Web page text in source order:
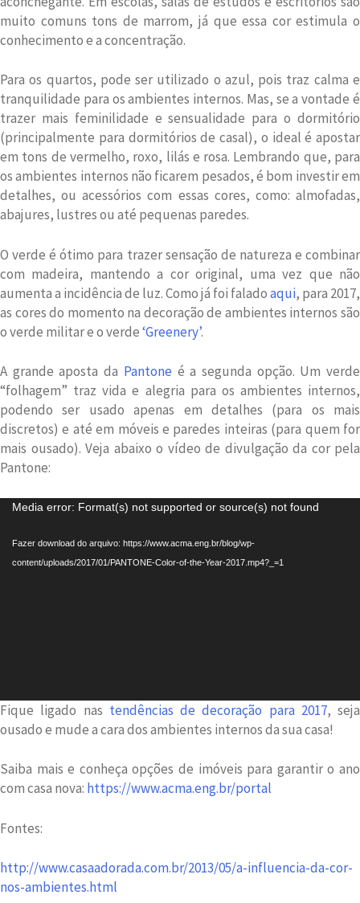
muito comuns tons de marrom, já que essa cor estimula o
conhecimento e a concentração.
Para os quartos, pode ser utilizado o azul, pois traz calma e
tranquilidade para os ambientes internos. Mas, se a vontade é
trazer mais feminilidade e sensualidade para o dormitório
(principalmente para dormitórios de casal), o ideal é apostar
em tons de vermelho, roxo, lilás e rosa. Lembrando que, para
os ambientes internos não ficarem pesados, é bom investir em
detalhes, ou acessórios com essas cores, como: almofadas,
abajures, lustres ou até pequenas paredes.
O verde é ótimo para trazer sensação de natureza e combinar
com madeira, mantendo a cor original, uma vez que não
aumenta a incidência de luz. Como já foi faladoaqui, para 2017,
as cores do momento na decoração de ambientes internos são
o verde militar e o verde‘Greenery’.
A grande aposta da Pantone é a segunda opção. Um verde
“folhagem” traz vida e alegria para os ambientes internos,
podendo ser usado apenas em detalhes (para os mais
discretos) e até em móveis e paredes inteiras (para quem for
mais ousado). Veja abaixo o vídeo de divulgação da cor pela
Pantone:
Tocador
vídeo
Media error: Format(s) not supported or source(s) not found
Fazer download do arquivo: https://www.acma.eng.br/blog/wp-
content/uploads/2017/01/PANTONE-Color-of-the-Year-2017.mp4?_=1
Fique ligado nas tendências de decoração para 2017, seja
ousado e mude a cara dos ambientes internos da sua casa!
Saiba mais e conheça opções de imóveis para garantir o ano
com casa nova: https://www.acma.eng.br/portal
Fontes:
http://www.casaadorada.com.br/2013/05/a-influencia-da-cor-
nos-ambientes.html